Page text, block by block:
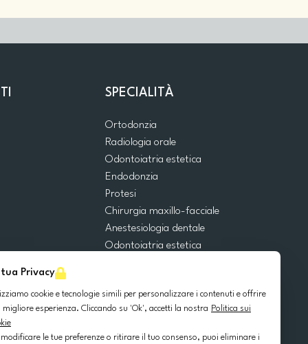
Privacy
cookie e tecnologie simili per personalizzare i contenuti e offrire
migliore esperienza. Cliccando su 'Ok', accetti la nostra Politica sui
modificare le tue preferenze o ritirare il tuo consenso, puoi eliminare i
SPECIALITÀ
Ortodonzia
Radiologia orale
Odontoiatria estetica
Endodonzia
Protesi
Chirurgia maxillo-facciale
Anestesiologia dentale
Odontoiatria estetica
Odontoiatria pediatrica
Chirurgia orale
Implantologia dentale